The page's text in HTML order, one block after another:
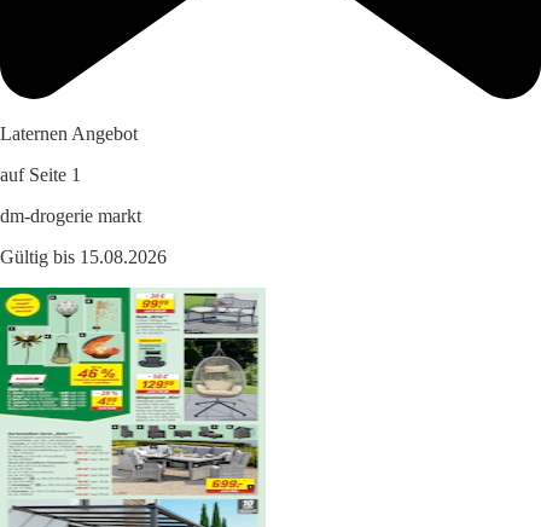
Laternen Angebot
auf Seite 1
dm-drogerie markt
Gültig bis 15.08.2026